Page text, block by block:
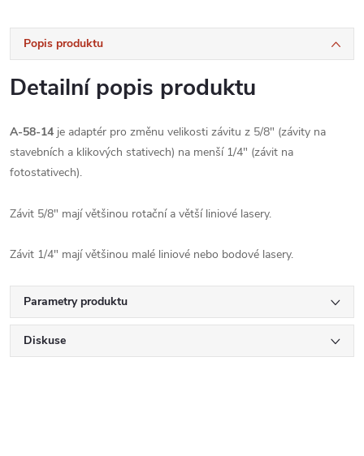
Popis produktu
Detailní popis produktu
A-58-14 je adaptér pro změnu velikosti závitu z 5/8" (závity na
stavebních a klikových stativech) na menší 1/4" (závit na
fotostativech).
Závit 5/8" mají většinou rotační a větší liniové lasery.
Závit 1/4" mají většinou malé liniové nebo bodové lasery.
Parametry produktu
Diskuse